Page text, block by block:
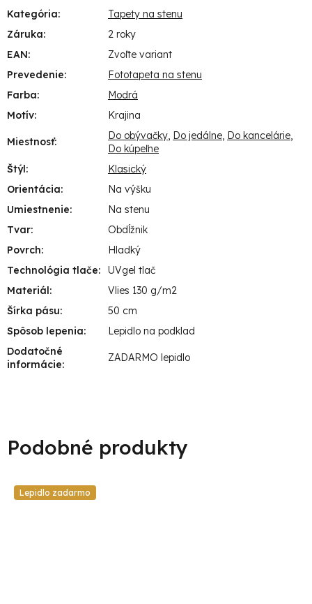
Kategória:
Tapety na stenu
Záruka:
2 roky
EAN:
Zvoľte variant
Prevedenie:
Fototapeta na stenu
Farba:
Modrá
Motív: Krajina
Miestnosť: Do obývačky, Do jedálne, Do kancelárie,
Do kúpeľne
Štýl:
Klasický
Orientácia:
Na výšku
Umiestnenie:
Na stenu
Tvar:
Obdĺžnik
Povrch:
Hladký
Technológia tlače:
UVgel tlač
Materiál:
Vlies 130 g/m2
Šírka pásu:
50 cm
Spôsob lepenia:
Lepidlo na podklad
Dodatočné
informácie:
ZADARMO lepidlo
Lepidlo zadarmo